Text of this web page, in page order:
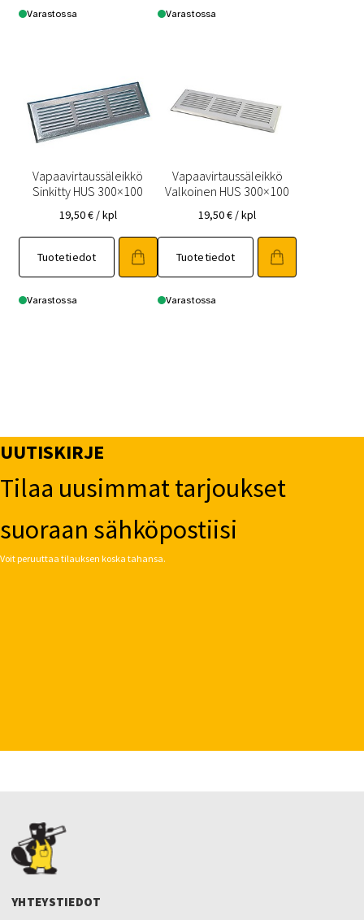
Varastossa Varastossa
Vapaavirtaussäleikkö
Sinkitty HUS 300×100
19,50€ / kpl
Tuotetiedot
Varastossa
Vapaavirtaussäleikkö
Valkoinen HUS 300×100
19,50€ / kpl
Tuotetiedot
Varastossa
UUTISKIRJE
Tilaa uusimmat tarjoukset
suoraan sähköpostiisi
Voit peruuttaa tilauksen koska tahansa.
YHTEYSTIEDOT